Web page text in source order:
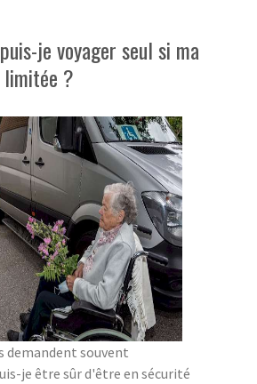
je voyager seul si ma
?
demandent souvent
je être sûr d'être en sécurité